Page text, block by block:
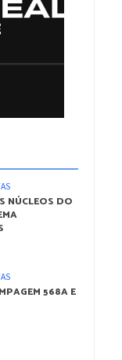
NÚCLEOS DO
568A E